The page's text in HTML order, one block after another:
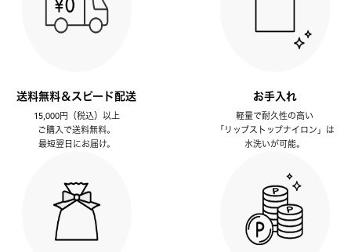
送料無料＆スピード配送
15,000円（税込）以上
ご購入で送料無料。
最短翌日にお届け。
お手入れ
軽量で耐久性の高い
「リップストップナイロン」は
水洗いが可能。